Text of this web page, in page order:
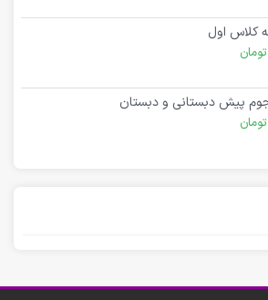
کلاس اول
تومان
پیش دبستانی و دبستان
تومان